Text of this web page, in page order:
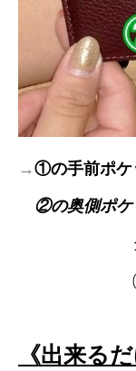
→①の手前ポケ
②の奥側ポケ
クレジッ
《出来る